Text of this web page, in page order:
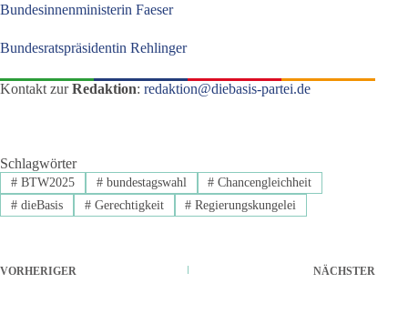
Bundesinnenministerin Faeser
Bundesratspräsidentin Rehlinger
Kontakt zurRedaktion: redaktion@diebasis-partei.de
Schlagwörter
#BTW2025 #bundestagswahl # Chancengleichheit
#dieBasis #Gerechtigkeit # Regierungskungelei
VORHERIGER NÄCHSTER